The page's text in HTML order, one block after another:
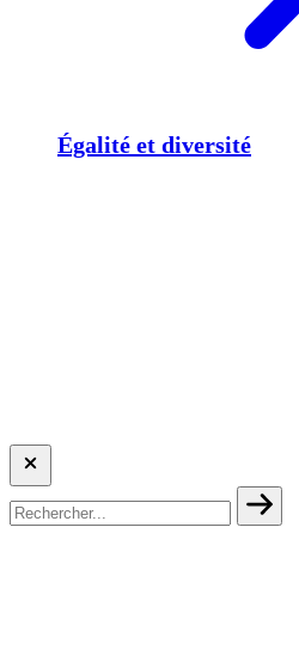
Égalité et diversité